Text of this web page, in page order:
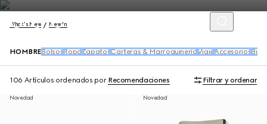
What's New New In
HOMBRE Bolsos Ropa Zapatos Carteras & Marroquinería Viaje Accesorios
106 Artículos ordenados por Recomendaciones Filtrar y ordenar
Novedad Novedad